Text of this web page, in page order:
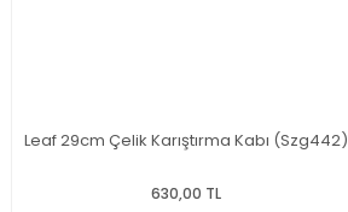
Leaf 29cm Çelik Karıştırma Kabı (Szg442)
630,00 TL